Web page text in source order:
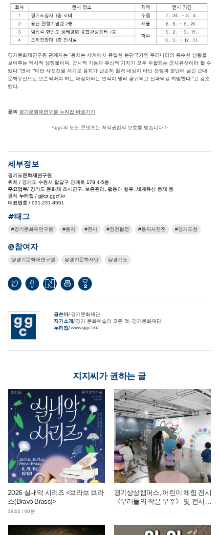
경기문화재연구원 관계자는 “용치는 세계에서 유일한 분단국가인 우리나라의 특수한 상황을
보여주는 역사적 상징물이며, 군사적 기능과 유산적 가치가 모두 부합되는 군사유산이라 할 수
있다.”면서, “이번 사진전을 계기로 용치가 단순히 철거 대상이 아닌 전쟁과 분단이 남긴 근대
문화유산으로 보존되어야 하는 대상이라는 인식이 널리 공유되고 전파되길 희망한다.”고 강조
했다.
문의 경기문화재연구원 누리집 바로가기
<ggc의 모든 콘텐츠는 저작권법의 보호를 받습니다.>
세부정보
경기도문화재연구원
위치 / 경기도 수원시 팔달구 인계로 178 4-5층
주요업무/ 경기도 문화재 조사연구, 보존관리, 활용과 향유, 세계유산 등재 등
공식 누리집 / gjicp.ggcf.kr
대표번호 / 031-231-8551
#태그
경기문화재연구원 용치 전시 정전협정 용치사진전 경기도청
@참여자
경기문화재연구원 경기문화재단 경기도
2
글쓴이
경기문화재단
자기소개
경기 문화예술의 모든 것, 경기문화재단
누리집 www.ggcf.kr/
지지씨가 권하는 글
2026 실내악 시리즈 <브라보 브라
스(Bravo Brass)>
19:00 / 60분
경기상상캠퍼스, 어린이 체험 전시
《우리들의 작은 우주》 및 전시